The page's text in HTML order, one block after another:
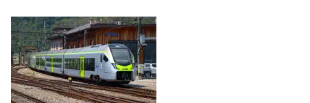
Strecken | KBS 700-799
700 Mannheim – Karlsruhe ·Rheinbahn·
702 Karlsruhe – Ettlingen – Rastatt – Offenburg
702 Offenburg – Freiburg – Müllheim (– Basel)